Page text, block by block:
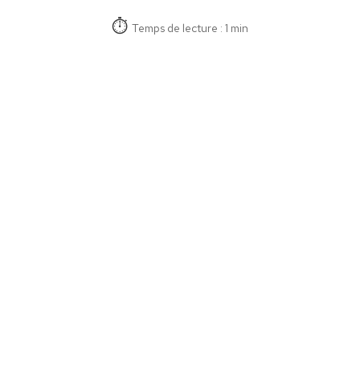
Temps de lecture : 1 min